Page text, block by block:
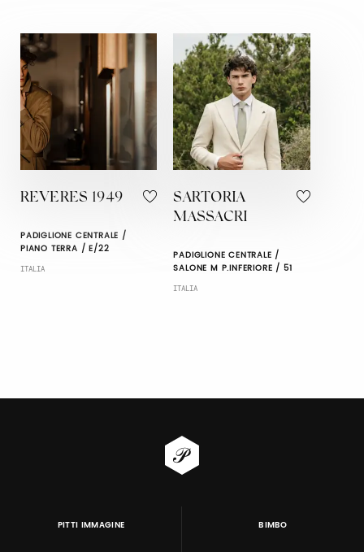
REVERES 1949
PADIGLIONE CENTRALE /
PIANO TERRA / E/22
ITALIA
SARTORIA
MASSACRI
PADIGLIONE CENTRALE /
SALONE M P.INFERIORE / 51
ITALIA
PITTI IMMAGINE BIMBO